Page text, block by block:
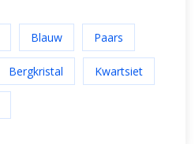
Blauw Paars
Bergkristal Kwartsiet